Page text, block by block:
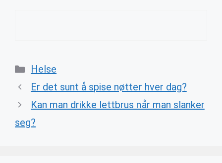
Categories
Helse
Er det sunt å spise nøtter hver dag?
Kan man drikke lettbrus når man slanker
seg?